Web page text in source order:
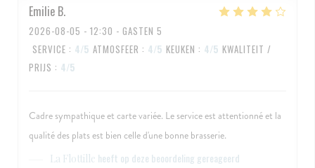
Emilie B
2026-08-05 - 12:30 - GASTEN 5
SERVICE : 4/5 ATMOSFEER : 4/5 KEUKEN : 4/5 KWALITEIT /
PRIJS : 4/5
Cadre sympathique et carte variée. Le service est attentionné et la
qualité des plats est bien celle d'une bonne brasserie.
La Flottille heeft op deze beoordeling gereageerd